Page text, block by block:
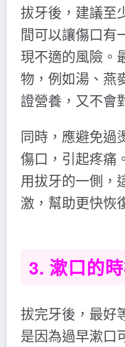
拔牙後，建議至
間可以讓傷口有
現不適的風險。
物，例如湯、燕
證營養，又不會
同時，應避免過
傷口，引起疼痛
用拔牙的一側，
激，幫助更快恢
3. 漱口的
拔完牙後，最好
是因為過早漱口